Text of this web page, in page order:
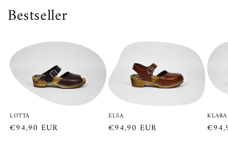
Bestseller
LOTTA
Normaler
€94,90 EUR
ELSA
Normaler
€94,90 EUR
KLARA